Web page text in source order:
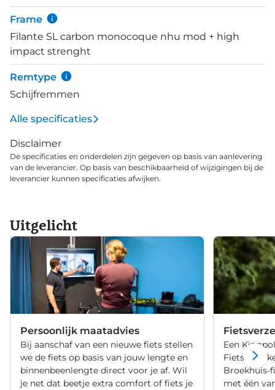
efficiëntie verder verbeteren. Dit model van de
Filante SL is afgemonteerd met een zeer
betrouwbare elektronische Shimano 105 Di2
groepset. Miche SWR EVO velgen zijn tubeless
ready en hebben een aerodynamisch design.
Frame
Filante SL carbon monocoque nhu mod + high
impact strenght
Remtype
Schijfremmen
Alle specificaties
Disclaimer
De specificaties en onderdelen zijn gegeven op basis van aanlevering
van de leverancier. Op basis van beschikbaarheid of wijzigingen bij de
leverancier kunnen specificaties afwijken.
Uitgelicht
Persoonlijk maatadvies
Bij aanschaf van een nieuwe fiets stellen
we de fiets op basis van jouw lengte en
binnenbeenlengte direct voor je af. Wil
je net dat beetje extra comfort of fiets je
Een
Broekhuis-
met één